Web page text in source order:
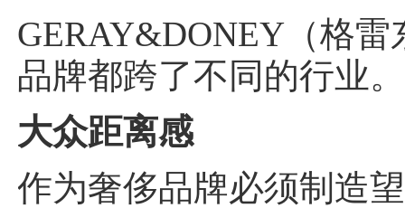
GERAY&DONEY（格雷
品牌都跨了不同的行业。
大众距离感
作为奢侈品牌必须制造